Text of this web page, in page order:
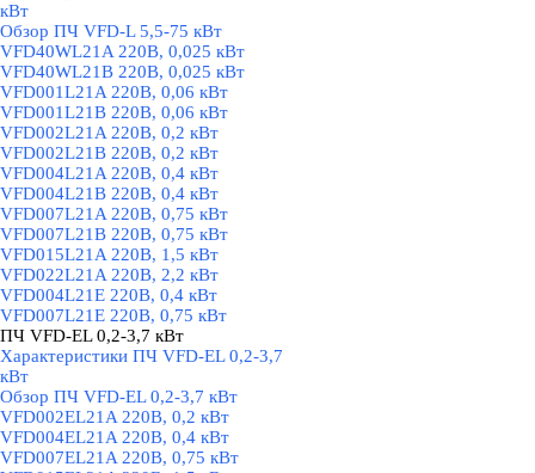
кВт
Обзор ПЧ VFD-L 5,5-75 кВт
VFD40WL21A 220В, 0,025 кВт
VFD40WL21B 220В, 0,025 кВт
VFD001L21A 220В, 0,06 кВт
VFD001L21B 220В, 0,06 кВт
VFD002L21A 220В, 0,2 кВт
VFD002L21B 220В, 0,2 кВт
VFD004L21A 220В, 0,4 кВт
VFD004L21B 220В, 0,4 кВт
VFD007L21A 220В, 0,75 кВт
VFD007L21B 220В, 0,75 кВт
VFD015L21A 220В, 1,5 кВт
VFD022L21A 220В, 2,2 кВт
VFD004L21E 220В, 0,4 кВт
VFD007L21E 220В, 0,75 кВт
ПЧ VFD-EL 0,2-3,7 кВт
Характеристики ПЧ VFD-EL 0,2-3,7
кВт
Обзор ПЧ VFD-EL 0,2-3,7 кВт
VFD002EL21A 220В, 0,2 кВт
VFD004EL21A 220В, 0,4 кВт
VFD007EL21A 220В, 0,75 кВт